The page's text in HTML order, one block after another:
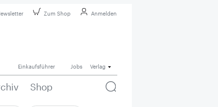
Zum Shop Anmelden
Einkaufsführer Jobs Verlag
Shop